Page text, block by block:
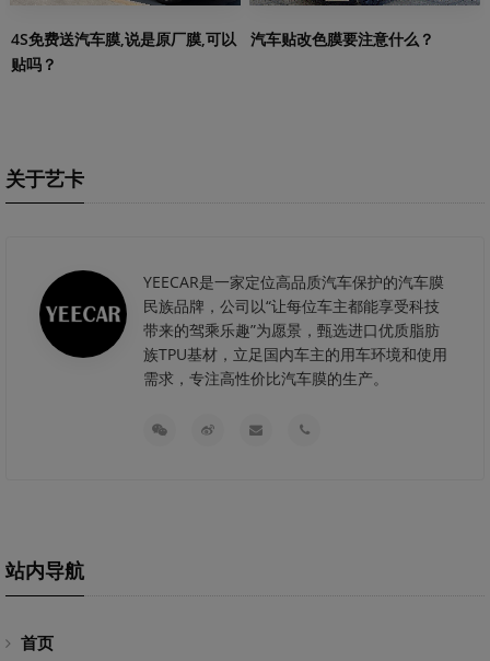
4S免费送汽车膜,说是原厂膜,可以
贴吗？
汽车贴改色膜要注意什么？
关于艺卡
YEECAR是一家定位高品质汽车保护的汽车膜
民族品牌，公司以“让每位车主都能享受科技
带来的驾乘乐趣”为愿景，甄选进口优质脂肪
族TPU基材，立足国内车主的用车环境和使用
需求，专注高性价比汽车膜的生产。
站内导航
首页